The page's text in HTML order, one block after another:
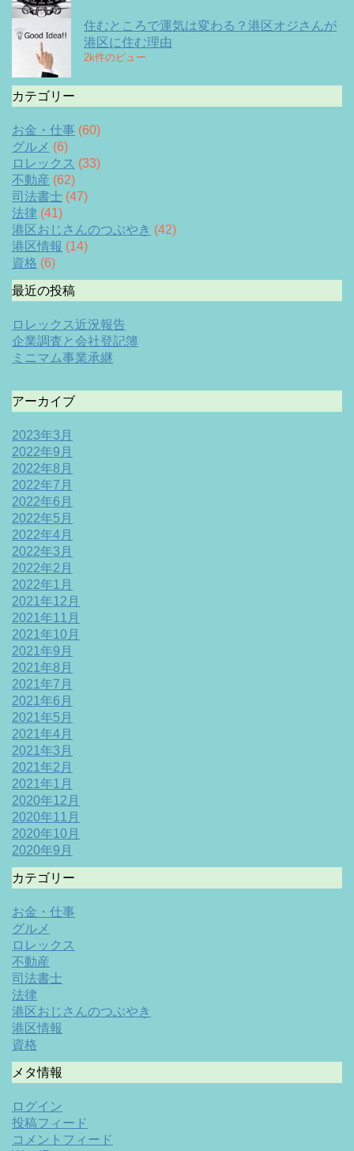
住むところで運気は変わる？港区オジさんが
港区に住む理由
2k件のビュー
カテゴリー
お金・仕事 (60)
グルメ (6)
ロレックス (33)
不動産 (62)
司法書士 (47)
法律 (41)
港区おじさんのつぶやき (42)
港区情報 (14)
資格 (6)
最近の投稿
ロレックス近況報告
企業調査と会社登記簿
ミニマム事業承継
アーカイブ
2023年3月
2022年9月
2022年8月
2022年7月
2022年6月
2022年5月
2022年4月
2022年3月
2022年2月
2022年1月
2021年12月
2021年11月
2021年10月
2021年9月
2021年8月
2021年7月
2021年6月
2021年5月
2021年4月
2021年3月
2021年2月
2021年1月
2020年12月
2020年11月
2020年10月
2020年9月
カテゴリー
お金・仕事
グルメ
ロレックス
不動産
司法書士
法律
港区おじさんのつぶやき
港区情報
資格
メタ情報
ログイン
投稿フィード
コメントフィード